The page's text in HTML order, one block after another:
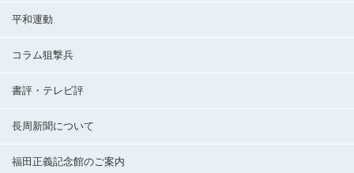
平和運動
コラム狙撃兵
書評・テレビ評
長周新聞について
福田正義記念館のご案内